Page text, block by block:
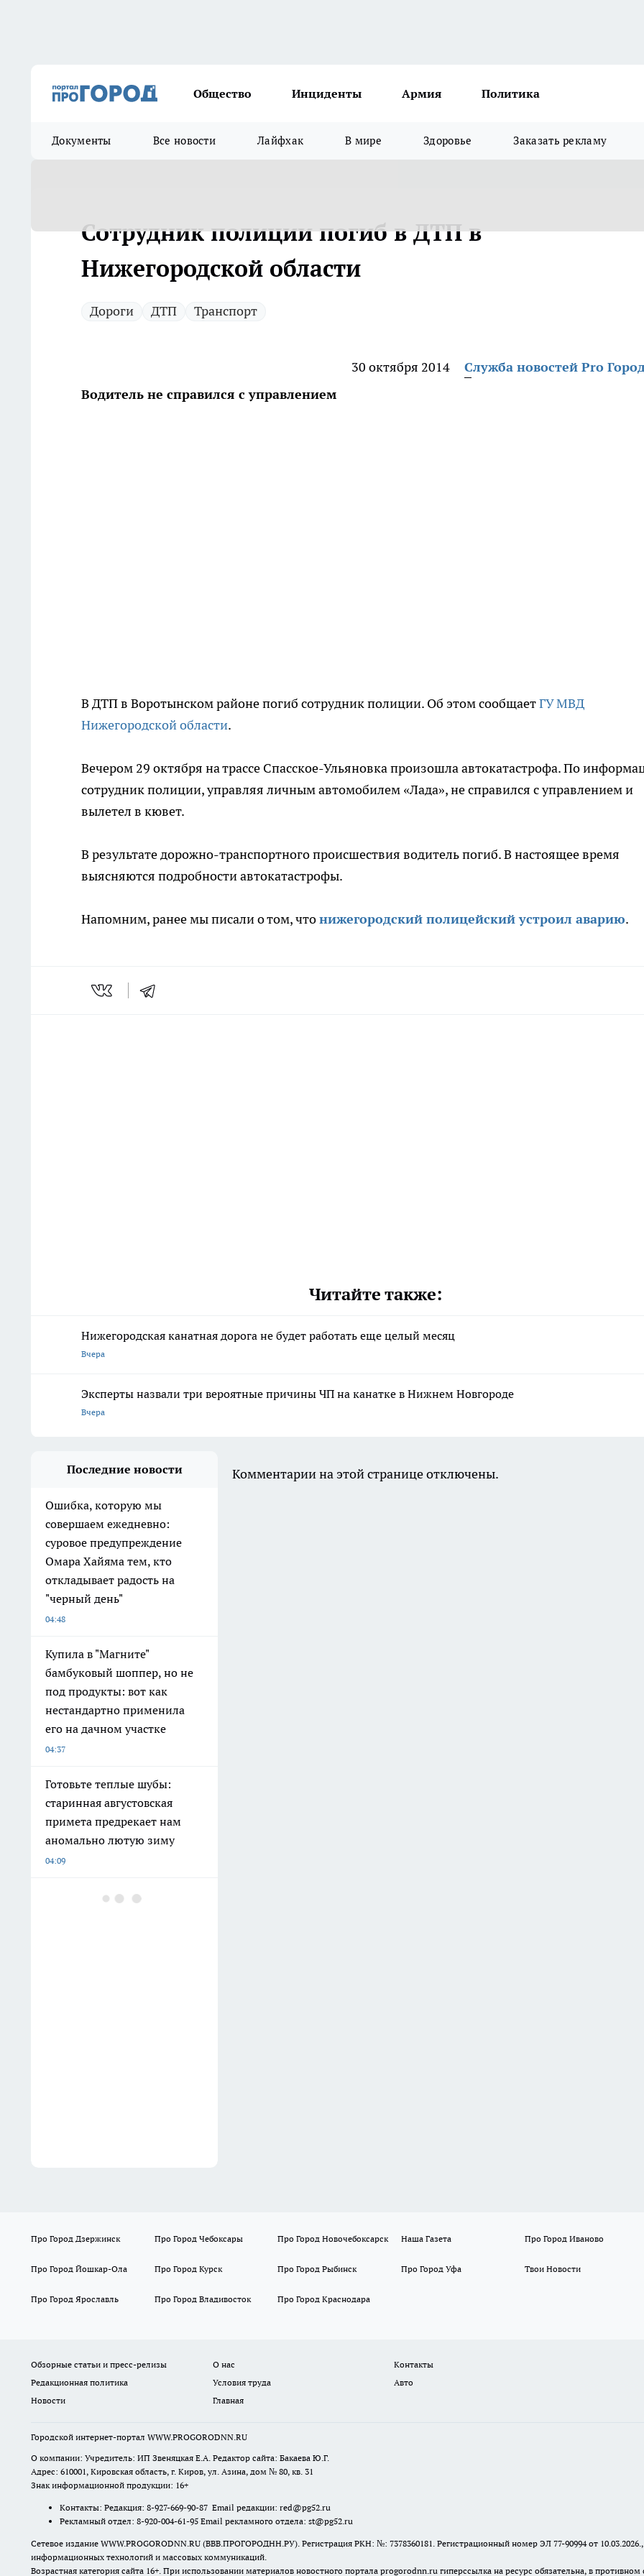
Общество Инциденты Армия Политика
Документы Все новости Лайфхак В мире Здоровье Заказать рекламу
Сотрудник полиции погиб в ДТП в
Нижегородской области
Дороги ДТП Транспорт
30 октября 2014
Служба новостей Pro
Водитель не справился с управлением
В ДТП в Воротынском районе погиб сотрудник полиции. Об этом сообщаетГУ МВД
Нижегородской области.
Вечером 29 октября на трассе Спасское-Ульяновка произошла автокатастрофа. По
сотрудник полиции, управляя личным автомобилем «Лада», не справился с управлением и
вылетел в кювет.
В результате дорожно-транспортного происшествия водитель погиб. В настоящее время
выясняются подробности автокатастрофы.
Напомним, ранее мы писали о том, чтонижегородский полицейский устроил аварию.
Читайте также:
Нижегородская канатная дорога не будет работать еще целый месяц
Вчера
Эксперты назвали три вероятные причины ЧП на канатке в Нижнем Новгороде
Вчера
Последние новости
Ошибка, которую мы
совершаем ежедневно:
суровое предупреждение
Омара Хайяма тем, кто
откладывает радость на
"черный день"
04:48
Купила в "Магните"
бамбуковый шоппер, но не
под продукты: вот как
нестандартно применила
его на дачном участке
04:37
Готовьте теплые шубы:
старинная августовская
примета предрекает нам
аномально лютую зиму
04:09
Обнаружила в «Магните»
Комментарии на этой странице отключены.
Про Город Дзержинск Про Город Чебоксары Про Город Новочебоксарск Наша Газета Про Город Иваново
Про Город Йошкар-Ола Про Город Курск Про Город Рыбинск Про Город Уфа Твои Новости
Про Город Ярославль Про Город Владивосток Про Город Краснодара
Обзорные статьи и пресс-релизы О нас
Контакты
Редакционная политика
Условия труда
Авто
Новости
Главная
Городской интернет-портал WWW.PROGORODNN.RU
О компании: Учредитель: ИП Звеняцкая Е.А. Редактор сайта: Бакаева Ю.Г.
Адрес: 610001, Кировская область, г. Киров, ул. Азина, дом № 80, кв. 31
Знак информационной продукции: 16+
Контакты: Редакция: 8-927-669-90-87 Email редакции: red@pg52.ru
Рекламный отдел: 8-920-004-61-95 Email рекламного отдела: st@pg52.ru
Сетевое издание WWW.PROGORODNN.RU (ВВВ.ПРОГОРОДНН.РУ). Регистрация РКН: №: 7378360181. Регистрационный номер ЭЛ 77-90994 от
информационных технологий и массовых коммуникаций.
Возрастная категория сайта 16+. При использовании материалов новостного портала progorodnn.ru гиперссылка на ресурс обязательна, в противном